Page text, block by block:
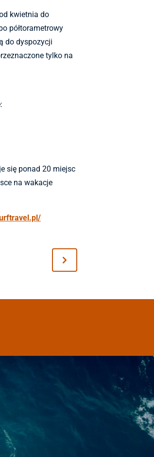
kwietnia do
półtorametrowy
do dyspozycji
tylko na
się ponad 20 miejsc
na wakacje